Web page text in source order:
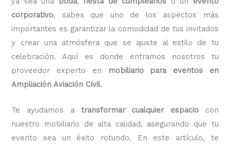
corporativo, sabes que uno de los aspectos más
importantes es garantizar la comodidad de tus invitados
y crear una atmósfera que se ajuste al estilo de tu
celebración. Aquí es donde entramos nosotros tu
proveedor experto en
mobiliario para eventos en
Ampliación Aviación Civil.
Te ayudamos a transformar cualquier espaciocon
nuestro mobiliario de alta calidad, asegurando que tu
evento sea un éxito rotundo. En este artículo, te